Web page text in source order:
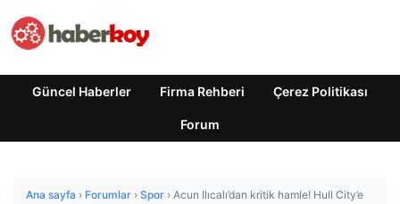
Güncel Haberler Firma Rehberi Çerez Politikası
Forum
Ana sayfa › Forumlar › Spor › Acun Ilıcalı’dan kritik hamle! Hull City’e